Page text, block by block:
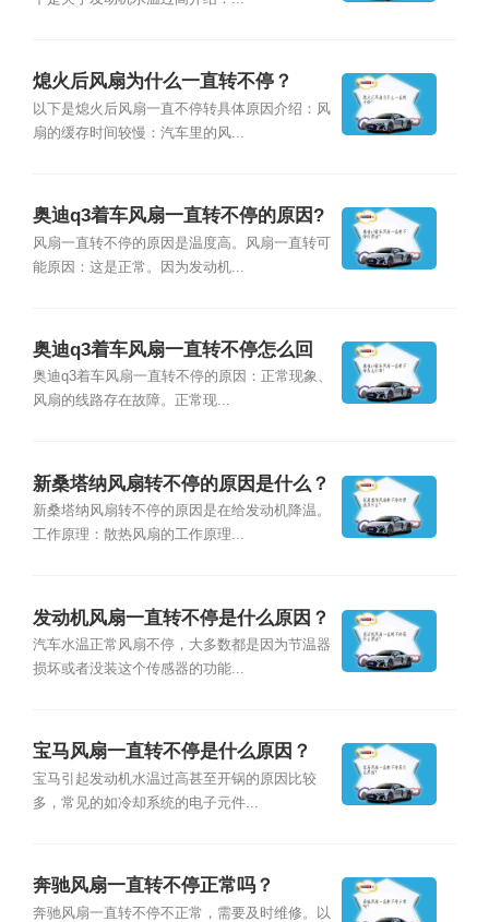
熄火后风扇为什么一直转不停？
以下是熄火后风扇一直不停转具体原因介绍：风
扇的缓存时间较慢：汽车里的风...
奥迪q3着车风扇一直转不停的原因?
风扇一直转不停的原因是温度高。风扇一直转可
能原因：这是正常。因为发动机...
奥迪q3着车风扇一直转不停怎么回
事？
奥迪q3着车风扇一直转不停的原因：正常现象、
风扇的线路存在故障。正常现...
新桑塔纳风扇转不停的原因是什么？
新桑塔纳风扇转不停的原因是在给发动机降温。
工作原理：散热风扇的工作原理...
发动机风扇一直转不停是什么原因？
汽车水温正常风扇不停，大多数都是因为节温器
损坏或者没装这个传感器的功能...
宝马风扇一直转不停是什么原因？
宝马引起发动机水温过高甚至开锅的原因比较
多，常见的如冷却系统的电子元件...
奔驰风扇一直转不停正常吗？
奔驰风扇一直转不停不正常，需要及时维修。以